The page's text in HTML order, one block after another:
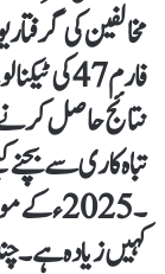
مخالفین کی
فارم 47
نتائج حاصل کرنے
تباہ کاری سے بچنے
۔ 2025
کہیں زیادہ ہے ۔